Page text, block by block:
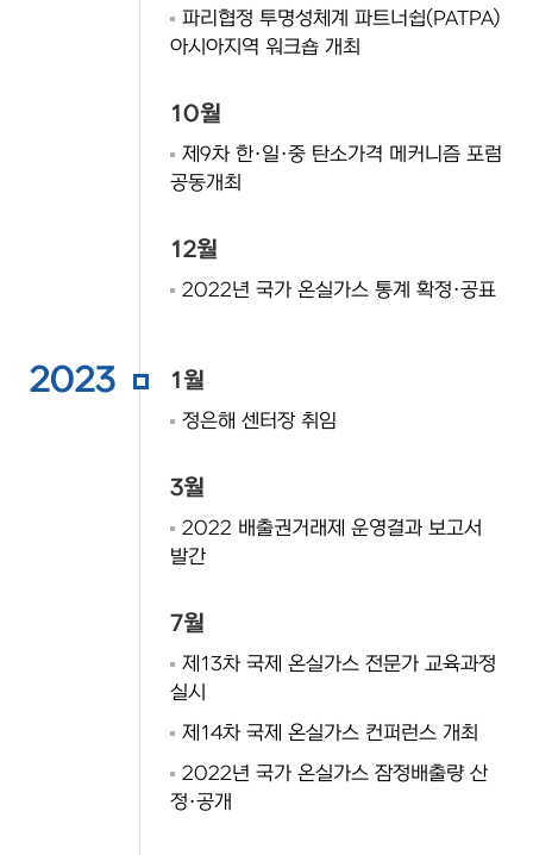
파리협정 투명성체계 파트너쉽(PATPA)
아시아지역 워크숍 개최
10월
제9차 한·일·중 탄소가격 메커니즘 포럼
공동개최
12월
2022년 국가 온실가스 통계 확정·공표
2023 1월
정은해 센터장 취임
3월
2022 배출권거래제 운영결과 보고서
발간
7월
제13차 국제 온실가스 전문가 교육과정
실시
제14차 국제 온실가스 컨퍼런스 개최
2022년 국가 온실가스 잠정배출량 산
정·공개